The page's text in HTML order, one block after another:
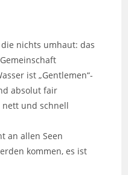
nichts umhaut: das
ist „Gentlemen“-
absolut fair
nett und schnell
an allen Seen
kommen, es ist